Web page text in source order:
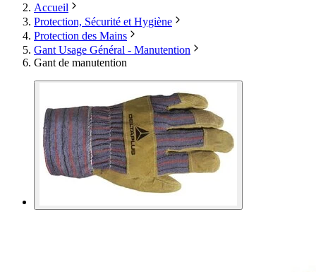
Accueil
Protection, Sécurité et Hygiène
Protection des Mains
Gant Usage Général - Manutention
Gant de manutention